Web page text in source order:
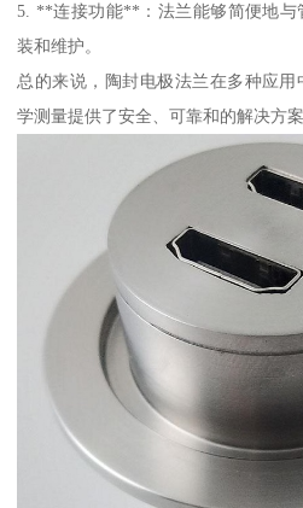
5. **连接功能**：法兰能够简便地与
装和维护。
总的来说，陶封电极法兰在多种应
学测量提供了安全、可靠和的解决方案